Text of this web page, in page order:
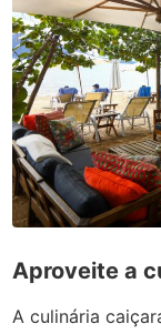
Aproveite a
A culinária